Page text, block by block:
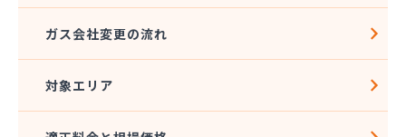
栄燃料合資会社
奥田米穀店
加藤燃料店
加藤豊昭
河村燃料店
ガス会社変更の流れ
対象エリア